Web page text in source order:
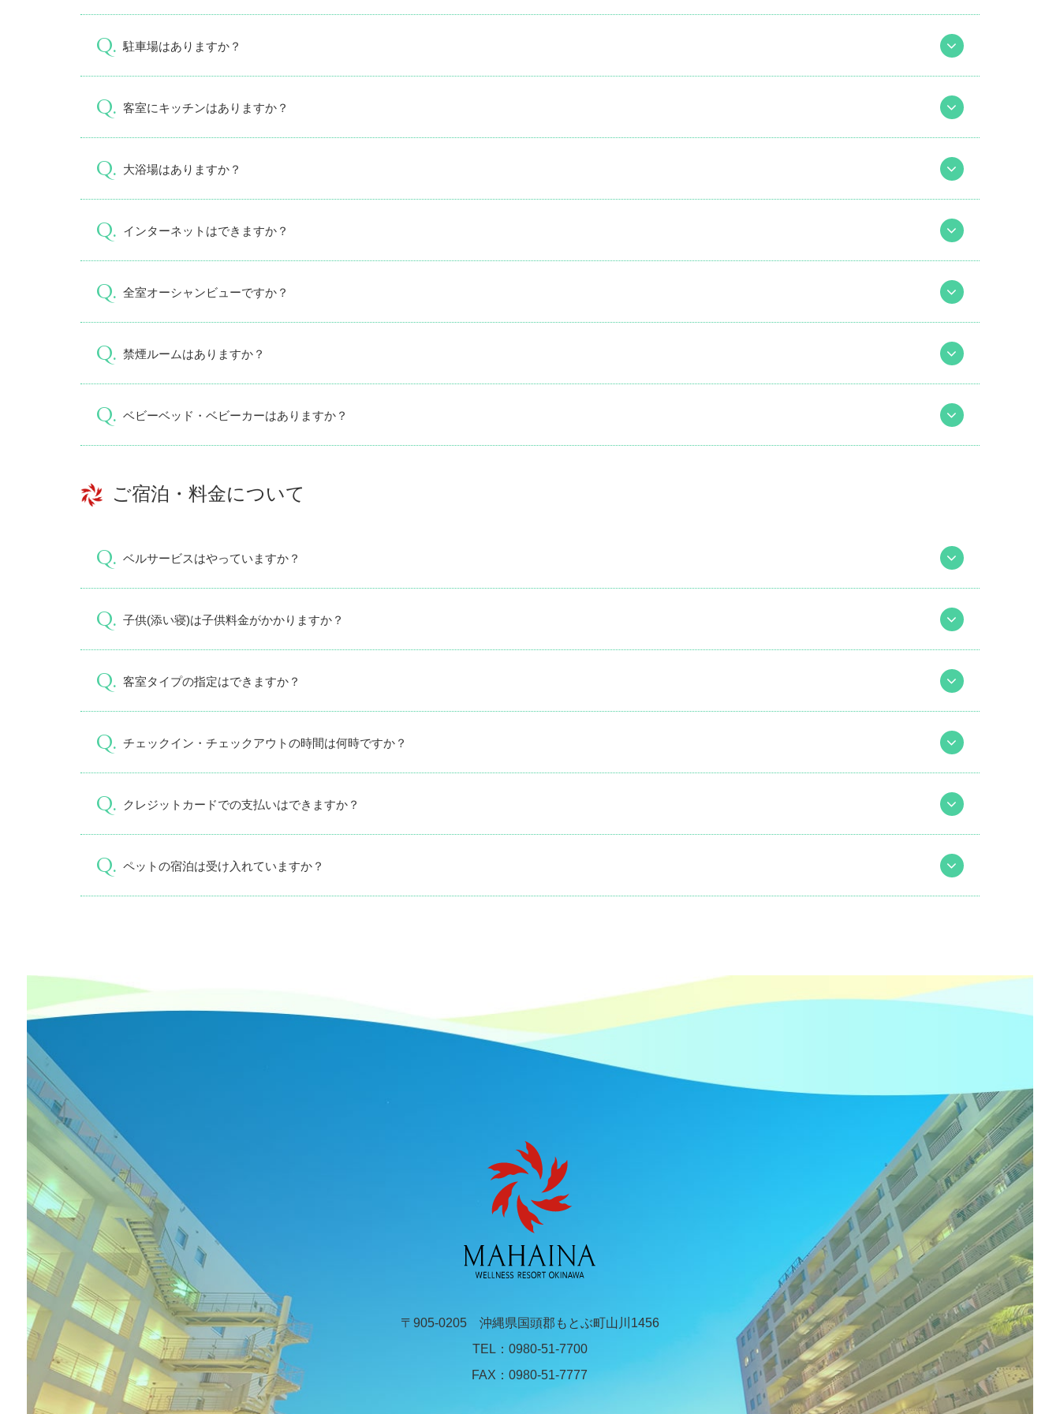
駐車場はありますか？
客室にキッチンはありますか？
大浴場はありますか？
インターネットはできますか？
全室オーシャンビューですか？
禁煙ルームはありますか？
ベビーベッド・ベビーカーはありますか？
ご宿泊・料金について
ベルサービスはやっていますか？
子供(添い寝)は子供料金がかかりますか？
客室タイプの指定はできますか？
チェックイン・チェックアウトの時間は何時ですか？
クレジットカードでの支払いはできますか？
ペットの宿泊は受け入れていますか？
〒905-0205 沖縄県国頭郡もとぶ町山川1456
TEL： 0980-51-7700
FAX：0980-51-7777